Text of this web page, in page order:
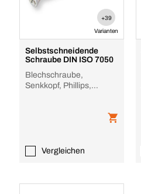
+39
Varianten
Selbstschneidende
Schraube DIN ISO 7050
Blechschraube,
Senkkopf, Phillips,
Vergleichen